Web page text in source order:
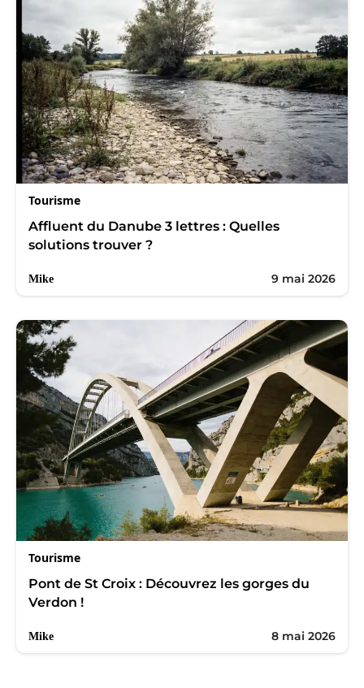
Tourisme
Affluent du Danube 3 lettres : Quelles
solutions trouver ?
Mike 9 mai 2026
Tourisme
Pont de St Croix : Découvrez les gorges du
Verdon !
Mike 8 mai 2026